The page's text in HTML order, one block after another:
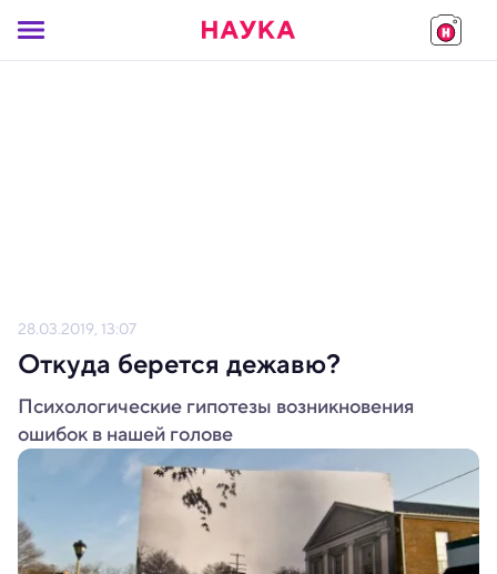
28.03.2019, 13:07
Откуда берется дежавю?
Психологические гипотезы возникновения
ошибок в нашей голове